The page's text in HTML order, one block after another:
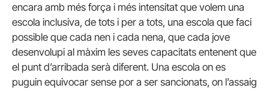
encara amb més força i més intensitat que volem una
escola inclusiva, de tots i per a tots, una escola que faci
possible que cada nen i cada nena, que cada jove
desenvolupi al màxim les seves capacitats entenent que
el punt d’arribada serà diferent. Una escola on es
puguin equivocar sense por a ser sancionats, on l’assaig